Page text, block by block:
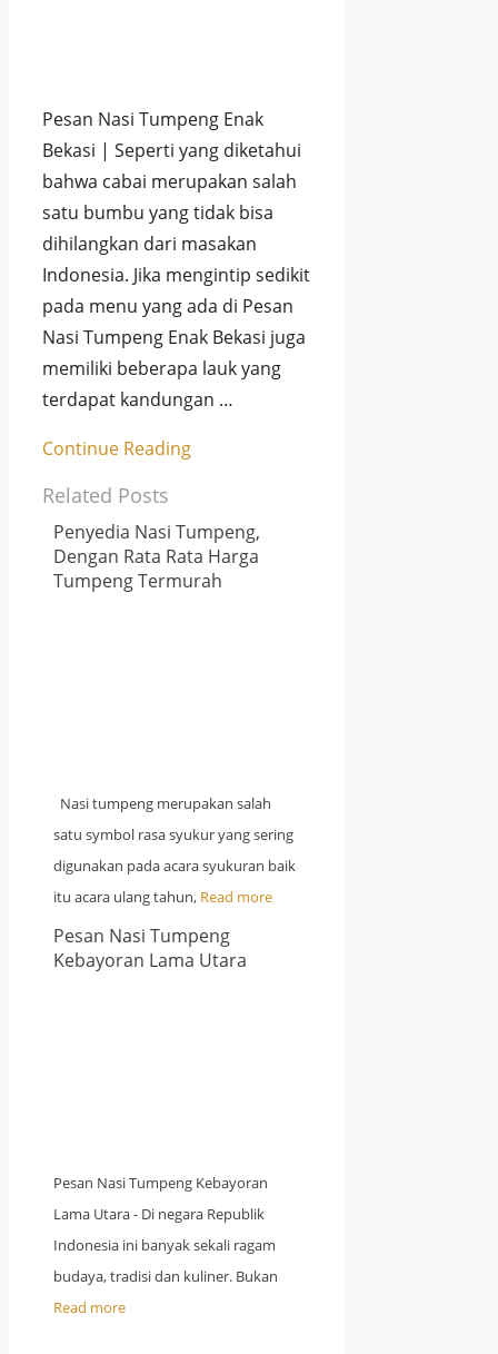
Pesan Nasi Tumpeng Enak
Bekasi | Seperti yang diketahui
bahwa cabai merupakan salah
satu bumbu yang tidak bisa
dihilangkan dari masakan
Indonesia. Jika mengintip sedikit
pada menu yang ada di Pesan
Nasi Tumpeng Enak Bekasi juga
memiliki beberapa lauk yang
terdapat kandungan …
Continue Reading
Related Posts
Penyedia Nasi Tumpeng,
Dengan Rata Rata Harga
Tumpeng Termurah
Nasi tumpeng merupakan salah
satu symbol rasa syukur yang sering
digunakan pada acara syukuran baik
itu acara ulang tahun, Read more
Pesan Nasi Tumpeng
Kebayoran Lama Utara
Pesan Nasi Tumpeng Kebayoran
Lama Utara - Di negara Republik
Indonesia ini banyak sekali ragam
budaya, tradisi dan kuliner. Bukan
Read more